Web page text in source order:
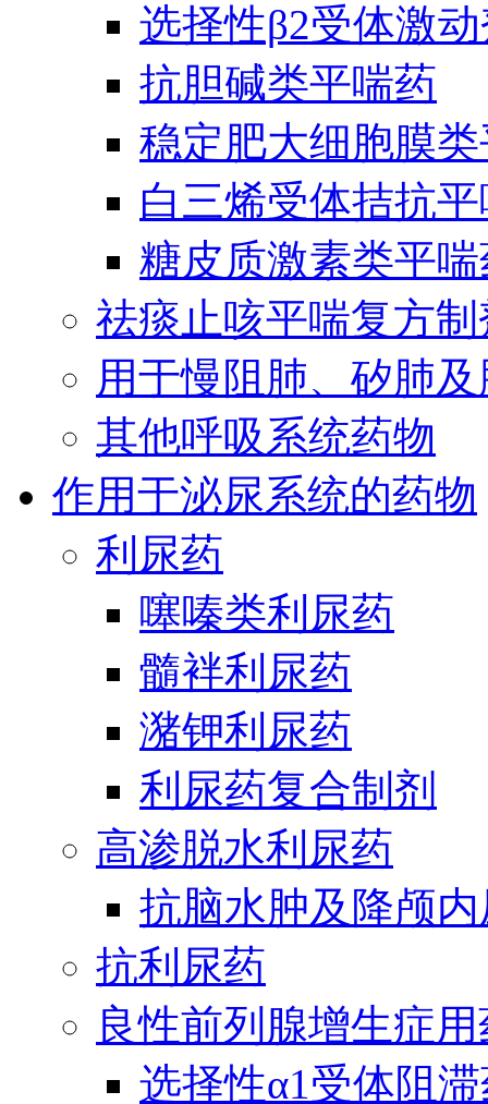
选择性β2受体激
抗胆碱类平喘药
稳定肥大细胞膜
白三烯受体拮抗
糖皮质激素类平
祛痰止咳平喘复方制
用于慢阻肺、矽肺
其他呼吸系统药物
作用于泌尿系统的药物
利尿药
噻嗪类利尿药
髓袢利尿药
潴钾利尿药
利尿药复合制剂
高渗脱水利尿药
抗脑水肿及降颅
抗利尿药
良性前列腺增生症
选择性α1受体阻